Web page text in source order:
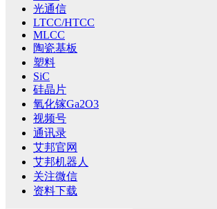
光通信
LTCC/HTCC
MLCC
陶瓷基板
塑料
SiC
硅晶片
氧化镓Ga2O3
视频号
通讯录
艾邦官网
艾邦机器人
关注微信
资料下载